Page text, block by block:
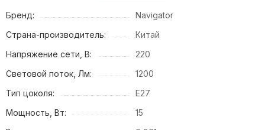
Бренд:
Navigator
Страна-производитель:
Китай
Напряжение сети, В:
220
Световой поток, Лм:
1200
Тип цоколя:
E27
Мощность, Вт:
15